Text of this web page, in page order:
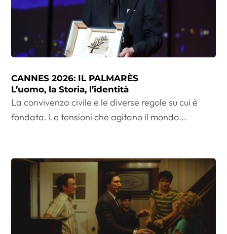
CANNES 2026: IL PALMARÈS
L’uomo, la Storia, l’identità
La convivenza civile e le diverse regole su cui è
fondata. Le tensioni che agitano il mondo...